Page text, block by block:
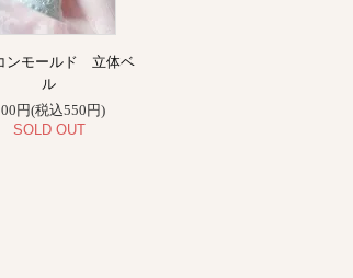
ンモールド 立体ベ
ル
円(税込550円)
SOLD OUT